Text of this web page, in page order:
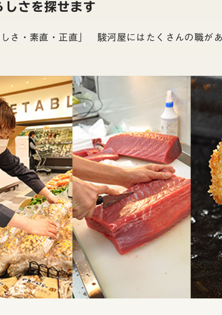
しさを探せます
さ・素直・正直」 駿河屋にはたくさんの職が